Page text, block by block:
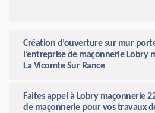
Création d’ouverture sur mur
l’entreprise de maçonnerie Lobry
La Vicomte Sur Rance
Faites appel à Lobry maçonnerie
de maçonnerie pour vos travaux